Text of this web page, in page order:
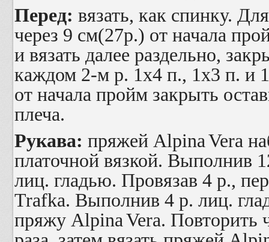
Перед: вязать, как спинку.
через 9 см(27р.) от начала
и вязать далее раздельно,
каждом 2-м р. 1х4 п., 1х3 п. и
от начала пройм закрыть
плеча.
Рукава: пряжей AlpinaVera
платочной вязкой. Выполнив
лиц. гладью. Провязав 4 р.,
Trafka. Выполнив 4 р. лиц.
пряжу AlpinaVera. Повторить